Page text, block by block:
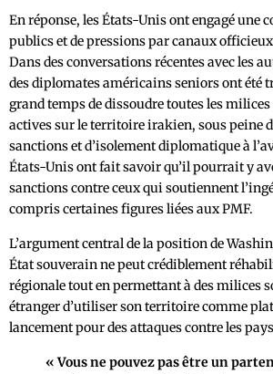
En réponse, les États-Unis ont engagé une
publics et de pressions par canaux
Dans des conversations récentes avec les
des diplomates américains seniors ont été
grand temps de dissoudre toutes les
actives sur le territoire irakien, sous peine
sanctions et d’isolement diplomatique à
États-Unis ont fait savoir qu’il pourrait y
sanctions contre ceux qui soutiennent
compris certaines figures liées aux PMF.
L’argument central de la position de
État souverain ne peut crédiblement
régionale tout en permettant à des milices
étranger d’utiliser son territoire comme
lancement pour des attaques contre les
« Vous ne pouvez pas être un